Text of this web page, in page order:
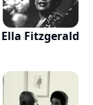
Ella Fitzgerald